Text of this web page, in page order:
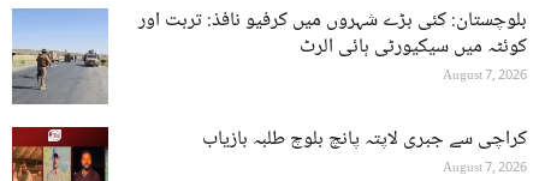
بلوچستان: کئی بڑے شہروں میں کرفیو نافذ: تربت اور
کوئٹہ میں سیکیورٹی ہائی الرٹ
August 7, 2026
کراچی سے جبری لاپتہ پانچ بلوچ طلبہ بازیاب
August 7, 2026